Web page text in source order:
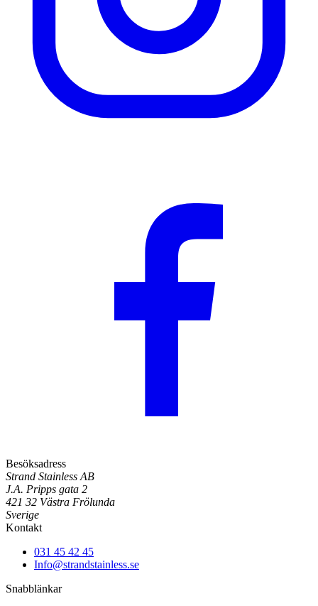
Besöksadress
Strand Stainless AB
J.A. Pripps gata 2
421 32 Västra Frölunda
Sverige
Kontakt
031 45 42 45
Info@strandstainless.se
Snabblänkar